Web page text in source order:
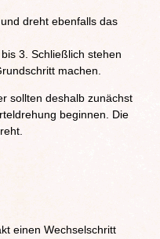
dreht ebenfalls das
3. Schließlich stehen
machen.
sollten deshalb zunächst
beginnen. Die
einen Wechselschritt